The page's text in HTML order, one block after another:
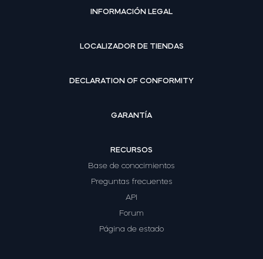
INFORMACIÓN LEGAL
LOCALIZADOR DE TIENDAS
DECLARATION OF CONFORMITY
GARANTÍA
RECURSOS
Base de conocimientos
Preguntas frecuentes
API
Forum
Página de estado